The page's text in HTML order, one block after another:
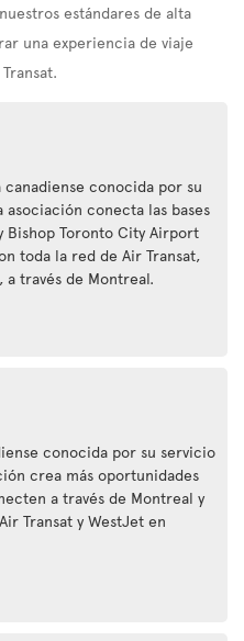
estándares de alta
una experiencia de viaje
conocida por su
conecta las bases
Toronto City Airport
toda la red de Air Transat,
través de Montreal.
conocida por su servicio
crea más oportunidades
a través de Montreal y
Transat y WestJet en